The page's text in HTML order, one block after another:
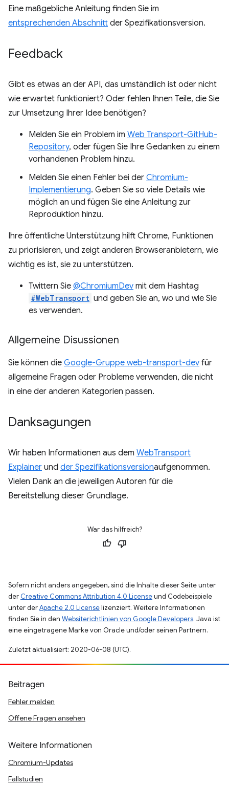
Eine maßgebliche Anleitung finden Sie im
entsprechenden Abschnitt der Spezifikationsversion.
Feedback
Gibt es etwas an der API, das umständlich ist oder nicht
wie erwartet funktioniert? Oder fehlen Ihnen Teile, die Sie
zur Umsetzung Ihrer Idee benötigen?
Melden Sie ein Problem im Web Transport-GitHub-
Repository, oder fügen Sie Ihre Gedanken zu einem
vorhandenen Problem hinzu.
Melden Sie einen Fehler bei der Chromium-
Implementierung. Geben Sie so viele Details wie
möglich an und fügen Sie eine Anleitung zur
Reproduktion hinzu.
Ihre öffentliche Unterstützung hilft Chrome, Funktionen
zu priorisieren, und zeigt anderen Browseranbietern, wie
wichtig es ist, sie zu unterstützen.
Twittern Sie @ChromiumDev mit dem Hashtag
#WebTransport und geben Sie an, wo und wie Sie
es verwenden.
Allgemeine Disussionen
Sie können die Google-Gruppe web-transport-dev für
allgemeine Fragen oder Probleme verwenden, die nicht
in eine der anderen Kategorien passen.
Danksagungen
Wir haben Informationen aus dem WebTransport
Explainer und der Spezifikationsversionaufgenommen.
Vielen Dank an die jeweiligen Autoren für die
Bereitstellung dieser Grundlage.
War das hilfreich?
Sofern nicht anders angegeben, sind die Inhalte dieser Seite unter
der Creative Commons Attribution 4.0 Licenseund Codebeispiele
unter derApache 2.0 Licenselizenziert. Weitere Informationen
finden Sie in den Websiterichtlinien von Google Developers. Java ist
eine eingetragene Marke von Oracle und/oder seinen Partnern.
Zuletzt aktualisiert: 2020-06-08 (UTC).
Beitragen
Fehler melden
Offene Fragen ansehen
Weitere Informationen
Chromium-Updates
Fallstudien